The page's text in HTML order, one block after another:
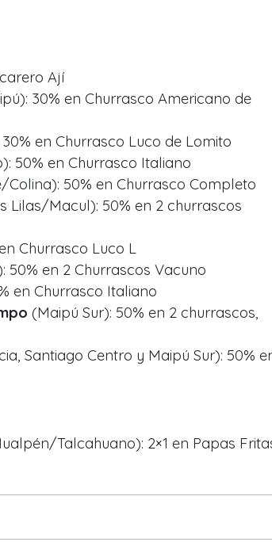
Ají
30% en Churrasco Americano de
en Churrasco Luco de Lomito
50% en Churrasco Italiano
50% en Churrasco Completo
Lilas/Macul): 50% en 2 churrascos
Churrasco Luco L
50% en 2 Churrascos Vacuno
en Churrasco Italiano
(Maipú Sur): 50% en 2 churrascos,
Santiago Centro y Maipú Sur): 50%
Talcahuano): 2×1 en Papas